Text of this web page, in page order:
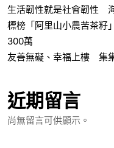
生活韌性就是社會韌性
標榜「阿里山小農苦茶
300萬
友善無礙、幸福上樓 集
近期留言
尚無留言可供顯示。